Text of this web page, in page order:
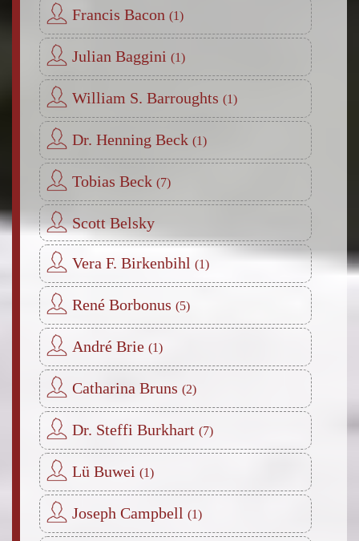
Francis Bacon
Julian Baggini
William S. Barroughts
Dr. Henning Beck
Tobias Beck
Scott Belsky
Vera F. Birkenbihl
René Borbonus
André Brie
Catharina Bruns
Dr. Steffi Burkhart
Lü Buwei
Joseph Campbell